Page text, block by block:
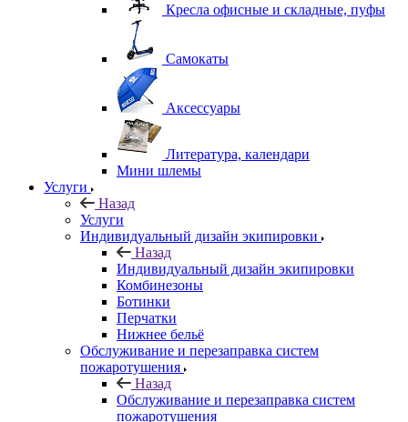
Кресла офисные и складные, пуфы
Самокаты
Аксессуары
Литература, календари
Мини шлемы
Услуги
Назад
Услуги
Индивидуальный дизайн экипировки
Назад
Индивидуальный дизайн экипировки
Комбинезоны
Ботинки
Перчатки
Нижнее бельё
Обслуживание и перезаправка систем
пожаротушения
Назад
Обслуживание и перезаправка систем
пожаротушения